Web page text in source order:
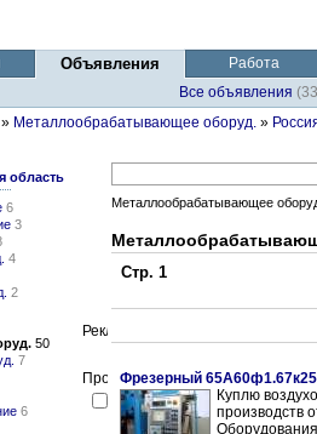
Объявления
Работа
Все объявления
» Металлообрабатывающее оборуд. »
область
6
3
4
2
50
7
6
Металлообрабатывающее
Стр. 1
Фрезерный
Куплю
производств